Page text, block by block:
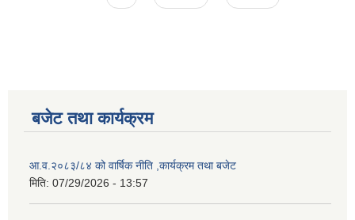
बजेट तथा कार्यक्रम
आ.व.२०८३/८४ को वार्षिक नीति ,कार्यक्रम तथा बजेट
मिति: 07/29/2026 - 13:57